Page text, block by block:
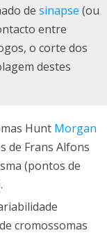
de sinapse (ou
entre
o corte dos
destes
Hunt Morgan
de Frans Alfons
(pontos de
cromossomas